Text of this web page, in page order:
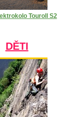
Touroll S2
DĚTI